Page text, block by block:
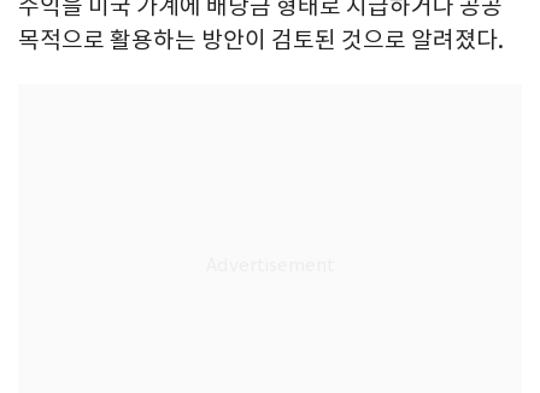
수익을 미국 가계에 배당금 형태로 지급하거나 공공
목적으로 활용하는 방안이 검토된 것으로 알려졌다.